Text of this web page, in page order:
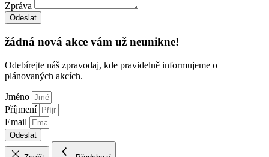
Zpráva
Odeslat
žádná nová akce vám už neunikne!
Odebírejte náš zpravodaj, kde pravidelně informujeme o
plánovaných akcích.
Jméno
Příjmení
Email
Odeslat